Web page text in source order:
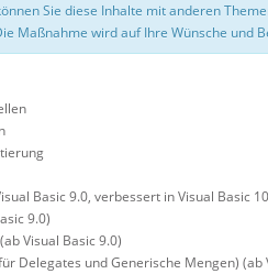
Sie diese Inhalte mit anderen
Maßnahme wird auf Ihre Wünsche und
Basic 9.0, verbessert in Visual Basic
9.0)
Visual Basic 9.0)
Delegates und Generische Mengen) (ab